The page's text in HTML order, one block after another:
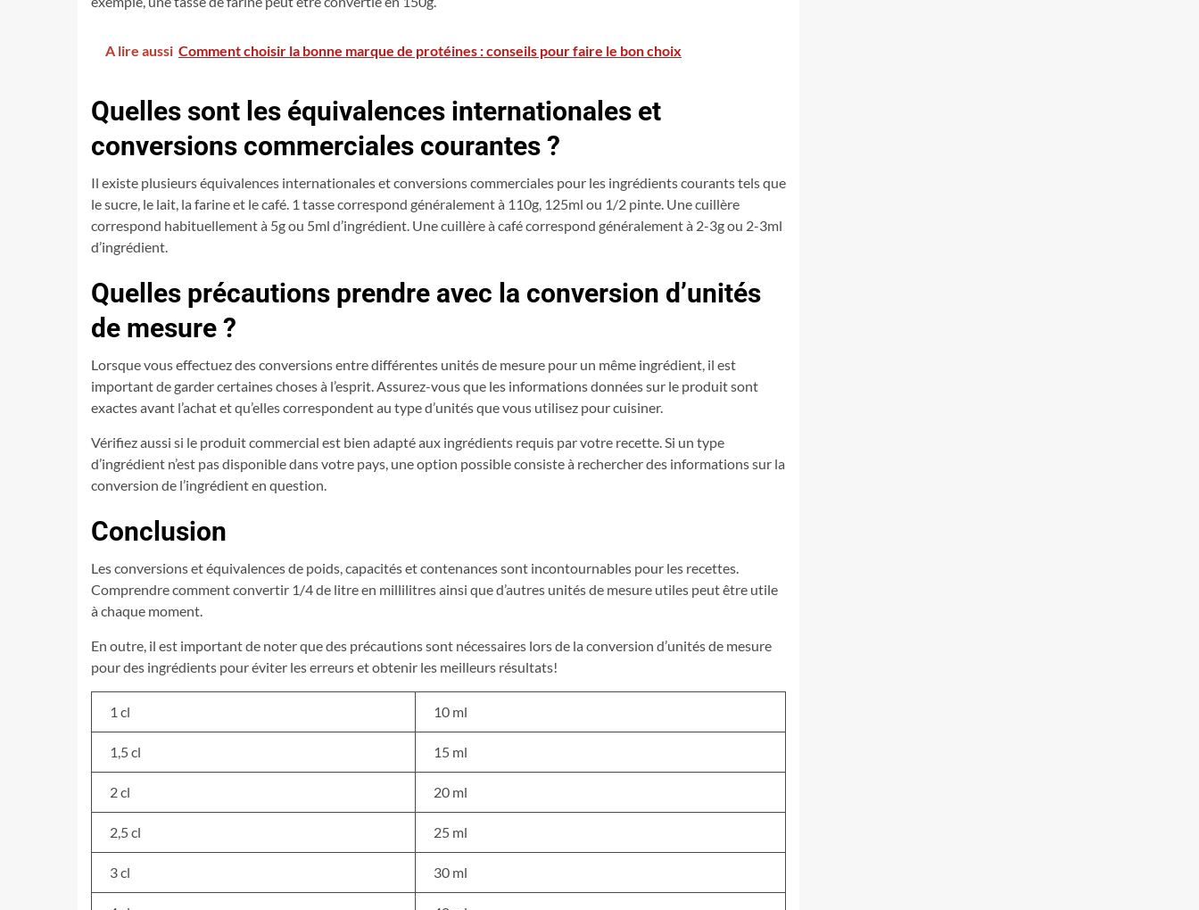
A lire aussi Comment choisir la bonne marque de protéines : conseils pour faire le bon choix
Quelles sont les équivalences internationales et
conversions commerciales courantes ?
Il existe plusieurs équivalences internationales et conversions commerciales pour les ingrédients courants tels que
le sucre, le lait, la farine et le café. 1 tasse correspond généralement à 110g, 125ml ou 1/2 pinte. Une cuillère
correspond habituellement à 5g ou 5ml d’ingrédient. Une cuillère à café correspond généralement à 2-3g ou 2-3ml
d’ingrédient.
Quelles précautions prendre avec la conversion d’unités
de mesure ?
Lorsque vous effectuez des conversions entre différentes unités de mesure pour un même ingrédient, il est
important de garder certaines choses à l’esprit. Assurez-vous que les informations données sur le produit sont
exactes avant l’achat et qu’elles correspondent au type d’unités que vous utilisez pour cuisiner.
Vérifiez aussi si le produit commercial est bien adapté aux ingrédients requis par votre recette. Si un type
d’ingrédient n’est pas disponible dans votre pays, une option possible consiste à rechercher des informations sur la
conversion de l’ingrédient en question.
Conclusion
Les conversions et équivalences de poids, capacités et contenances sont incontournables pour les recettes.
Comprendre comment convertir 1/4 de litre en millilitres ainsi que d’autres unités de mesure utiles peut être utile
à chaque moment.
En outre, il est important de noter que des précautions sont nécessaires lors de la conversion d’unités de mesure
pour des ingrédients pour éviter les erreurs et obtenir les meilleurs résultats!
1 cl 10 ml
1,5 cl 15 ml
2 cl 20 ml
2,5 cl 25 ml
3 cl 30 ml